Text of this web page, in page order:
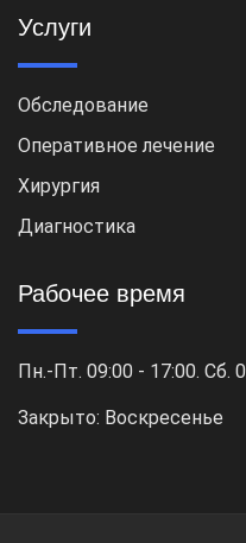
Услуги
Обследование
Оперативное лечение
Хирургия
Диагностика
Рабочее время
Пн.-Пт. 09:00 - 17:00. Сб.
Закрыто: Воскресенье